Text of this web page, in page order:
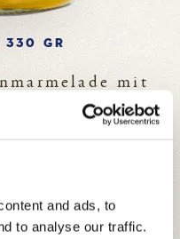
and ads, to
to analyse our traffic.
330 GR
mit
30 % bietet
zwischen
Sorte.